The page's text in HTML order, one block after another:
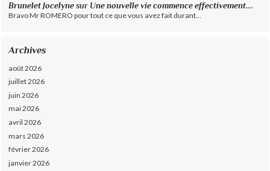
Brunelet Jocelyne sur Une nouvelle vie commence effectivement....
Bravo Mr ROMERO pour tout ce que vous avez fait durant...
Archives
août 2026
juillet 2026
juin 2026
mai 2026
avril 2026
mars 2026
février 2026
janvier 2026